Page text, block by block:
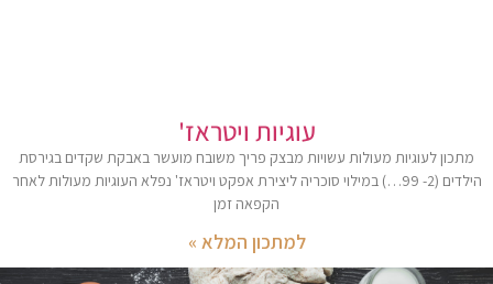
עוגיות ויטראז'
מתכון לעוגיות מעולות עשויות מבצק פריך משובח מועשר באבקת שקדים בגירסת
הילדים (2- 99…) במילוי סוכריה ליצירת אפקט ויטראז' נפלא העוגיות מעולות לאחר
הקפאה זמן
למתכון המלא »